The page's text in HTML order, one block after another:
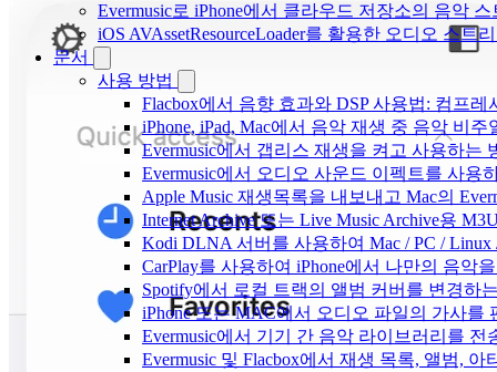
Evermusic로 iPhone에서 클라우드 저장소의 음악
iOS AVAssetResourceLoader를 활용한 오디오 스트
문서
사용 방법
Flacbox에서 음향 효과와 DSP 사용법: 컴프
iPhone, iPad, Mac에서 음악 재생 중 음악 비
Evermusic에서 갭리스 재생을 켜고 사용하는
Evermusic에서 오디오 사운드 이펙트를 사
Apple Music 재생목록을 내보내고 Mac의
Internet Archive 또는 Live Music Archive용
Kodi DLNA 서버를 사용하여 Mac / PC /
CarPlay를 사용하여 iPhone에서 나만의 음악
Spotify에서 로컬 트랙의 앨범 커버를 변경하
iPhone 또는 MAC에서 오디오 파일의 가사를
Evermusic에서 기기 간 음악 라이브러리를
Evermusic 및 Flacbox에서 재생 목록, 앨범,